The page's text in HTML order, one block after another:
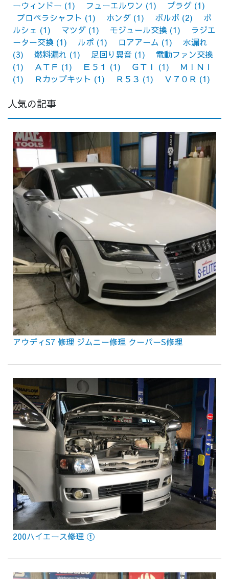
ーウィンドー (1) フューエルワン (1) プラグ (1)
プロペラシャフト (1) ホンダ (1) ボルボ (2)
ポ
ルシェ (1) マツダ (1) モジュール交換 (1)
ラジエ
ーター交換 (1) ルポ (1) ロアアーム (1)
水漏れ
(3)
燃料漏れ (1) 足回り異音 (1)
電動ファン交換
(1)
ＡＴＦ (1) Ｅ５１ (1) ＧＴＩ (1)
ＭＩＮＩ
(1)
Ｒカップキット (1) Ｒ５３ (1) Ｖ７０Ｒ (1)
人気の記事
アウディS7 修理 ジムニー修理 クーパーS修理
200ハイエース修理 ①